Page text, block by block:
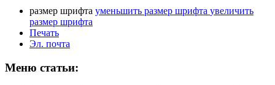
размер шрифта уменьшить размер шрифта увеличить
размер шрифта
Печать
Эл. почта
Меню статьи: